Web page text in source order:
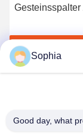
Gesteinsspalter
Erhalten Sie
Sophia
Good day, what